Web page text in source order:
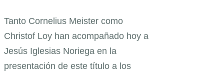
Tanto Cornelius Meister como
Christof Loy han acompañado hoy a
Jesús Iglesias Noriega en la
presentación de este título a los